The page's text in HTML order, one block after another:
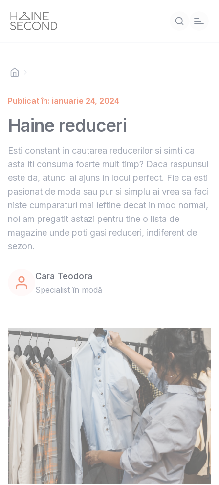
Publicat în: ianuarie 24, 2024
Haine reduceri
Esti constant in cautarea reducerilor si simti ca
asta iti consuma foarte mult timp? Daca raspunsul
este da, atunci ai ajuns in locul perfect. Fie ca esti
pasionat de moda sau pur si simplu ai vrea sa faci
niste cumparaturi mai ieftine decat in mod normal,
noi am pregatit astazi pentru tine o lista de
magazine unde poti gasi reduceri, indiferent de
sezon.
Cara Teodora
Specialist în modă